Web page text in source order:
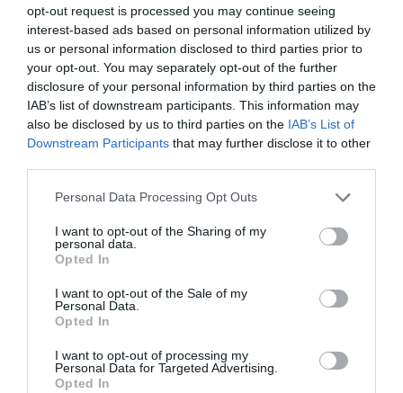
opt-out request is processed you may continue seeing
interest-based ads based on personal information utilized by
us or personal information disclosed to third parties prior to
your opt-out. You may separately opt-out of the further
disclosure of your personal information by third parties on the
IAB’s list of downstream participants. This information may
also be disclosed by us to third parties on the IAB’s List of
Downstream Participants that may further disclose it to other
Please note that this website/app uses one or more Google
not limited to your visit or usage behaviour. You may click to
grant or deny consent to Google and its third-party tags to
use your data for below specified purposes in below Google
consent section.
Personal Data Processing Opt Outs
I want to opt-out of the Sharing of my
personal data.
Opted In
I want to opt-out of the Sale of my
Personal Data.
Opted In
I want to opt-out of processing my
Personal Data for Targeted Advertising.
Opted In
Και εκεί που νομίζαμε ότι τα πράγματα δεν
είναι καλά γίνανε πολύ χειρότερα.
Ενώ μέχρι πρόσφατα τα λεωφορεία ανέμεναν
τους επιβάτες των πλοίων κατά την άφιξη τους
στο λιμάνι της Ραφήνας για να τους
μεταφέρουν , ξαφνικά τους τελευταίους μήνες
βρισκόμαστε αντιμέτωποι με το αίσχος της
ταλαιπωρίας να περιμένουν οι επιβάτες μια και
μεταφέρει και μάλιστα κάτω από δύσκολες
Έχουν απειληθεί επανειλημμένα επεισόδια
ΚΤΕΛ Ραφήνας οι οποίοι μάλιστα κατέχουν